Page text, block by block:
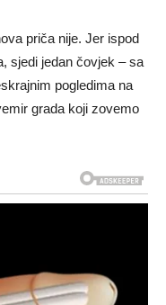
priča nije. Jer ispod
sjedi jedan čovjek – sa
pogledima na
grada koji zovemo